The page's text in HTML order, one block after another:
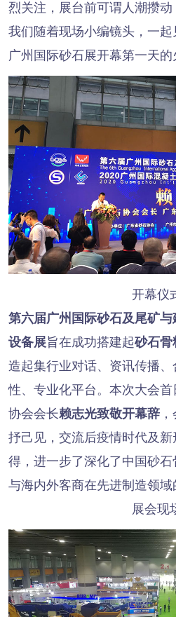
烈关注，展台前可谓人潮攒
我们随着现场小编镜头，一
广州国际砂石展开幕第一天的
开幕仪
第六届广州国际砂石及尾矿
设备展旨在成功搭建起砂石骨
造起集行业对话、资讯传播
性、专业化平台。本次大会
协会会长赖志光致敬开幕辞，
抒己见，交流后疫情时代及
得，进一步了深化了中国砂
与海内外客商在先进制造领域
展会现